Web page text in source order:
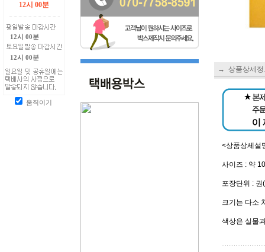
12시 00분
12시 00분
12시 00분
움직이기
→ 상품상세정
<상품상세설
사이즈 : 약
포장단위 : 권
크기는 다소
색상은 실물